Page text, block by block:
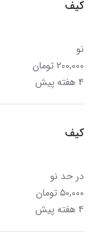
کیف
نو
۲۰۰,۰۰۰ تومان
۴ هفته پیش
کیف
در حد نو
۵۰,۰۰۰ تومان
۴ هفته پیش